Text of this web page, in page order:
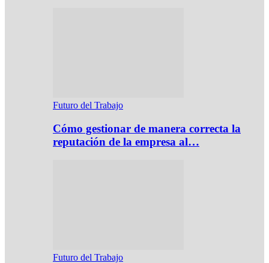
Futuro del Trabajo
Cómo gestionar de manera correcta la
reputación de la empresa al…
Futuro del Trabajo